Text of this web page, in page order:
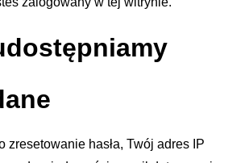
zresetowanie hasła, Twój adres IP